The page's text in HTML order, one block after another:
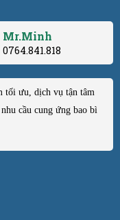
Mr.Minh
0764.841.818
tối ưu, dịch vụ tận tâm
cầu cung ứng bao bì